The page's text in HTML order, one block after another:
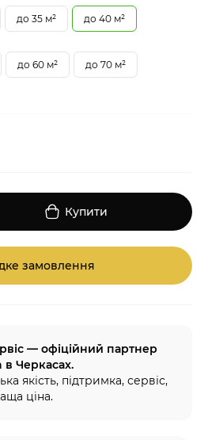
до 35 м² до 40 м²
до 60 м² до 70 м²
Купити
замовлення
— офіційний партнер
в Черкасах.
якість, підтримка, сервіс,
ціна.